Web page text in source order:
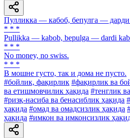
Пулликка — кабоб, бепулга — дарди
* * *
Pullikka — kabob, bepulga — dardi
* * *
No money, no swiss.
* * *
В мошне густо, так и дома не пусто.
#бойлик, фақирлик #фақирлик ва
ва етишмовчилик ҳақида #тенглик
#ризқ-насиба ва бенасиблик ҳақида
ҳақида #омад ва омадсизлик ҳақида
ҳақида #имкон ва имконсизлик